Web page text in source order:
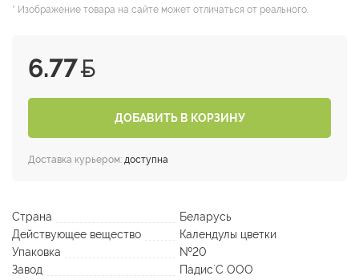
* Изображение товара на сайте может отличаться от реального.
6.77
ДОБАВИТЬ В КОРЗИНУ
Доставка курьером: доступна
Страна
Беларусь
Действующее вещество
Календулы цветки
Упаковка
№20
Завод
Падис`C ООО